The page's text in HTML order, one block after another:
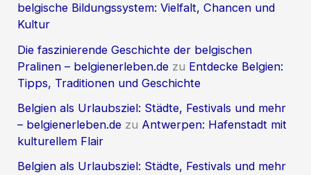
belgische Bildungssystem: Vielfalt, Chancen und
Kultur
Die faszinierende Geschichte der belgischen
Pralinen – belgienerleben.de zu Entdecke Belgien:
Tipps, Traditionen und Geschichte
Belgien als Urlaubsziel: Städte, Festivals und mehr
– belgienerleben.de zu Antwerpen: Hafenstadt mit
kulturellem Flair
Belgien als Urlaubsziel: Städte, Festivals und mehr